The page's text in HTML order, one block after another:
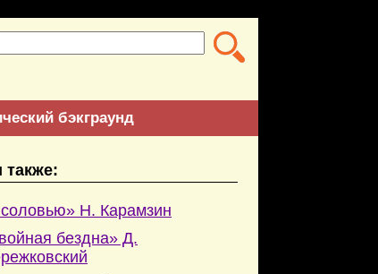
бэкграунд
также:
Н. Карамзин
бездна» Д.